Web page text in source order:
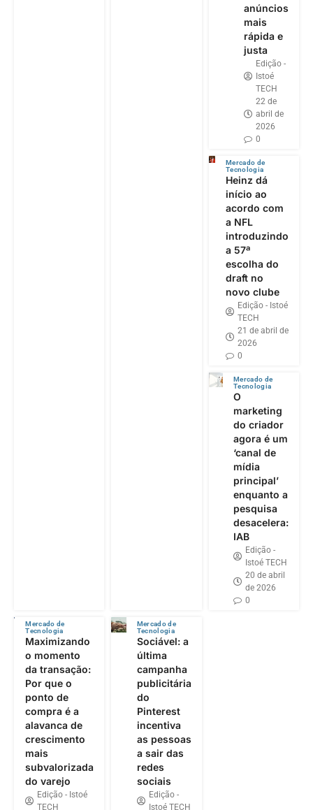
anúncios
mais
rápida e
justa
Edição -
Istoé
TECH
22 de
abril de
2026
0
Mercado de
Tecnologia
Heinz dá
início ao
acordo com
a NFL
introduzindo
a 57ª
escolha do
draft no
novo clube
Edição - Istoé
TECH
21 de abril de
2026
0
Mercado de
Tecnologia
O
marketing
do criador
agora é um
‘canal de
mídia
principal’
enquanto a
pesquisa
desacelera:
IAB
Edição -
Istoé TECH
20 de abril
de 2026
0
Mercado de
Tecnologia
Maximizando
o momento
da transação:
Por que o
ponto de
compra é a
alavanca de
crescimento
mais
subvalorizada
do varejo
Edição - Istoé
TECH
Mercado de
Tecnologia
Sociável: a
última
campanha
publicitária
do
Pinterest
incentiva
as pessoas
a sair das
redes
sociais
Edição -
Istoé TECH